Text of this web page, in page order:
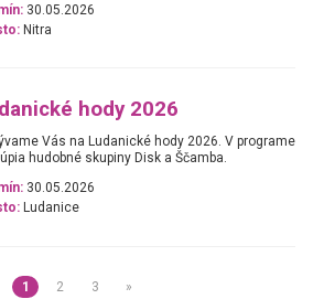
30.05.2026
Nitra
hody 2026
Vás na Ludanické hody 2026. V programe
hudobné skupiny Disk a Ščamba.
30.05.2026
Ludanice
1 2 3 »